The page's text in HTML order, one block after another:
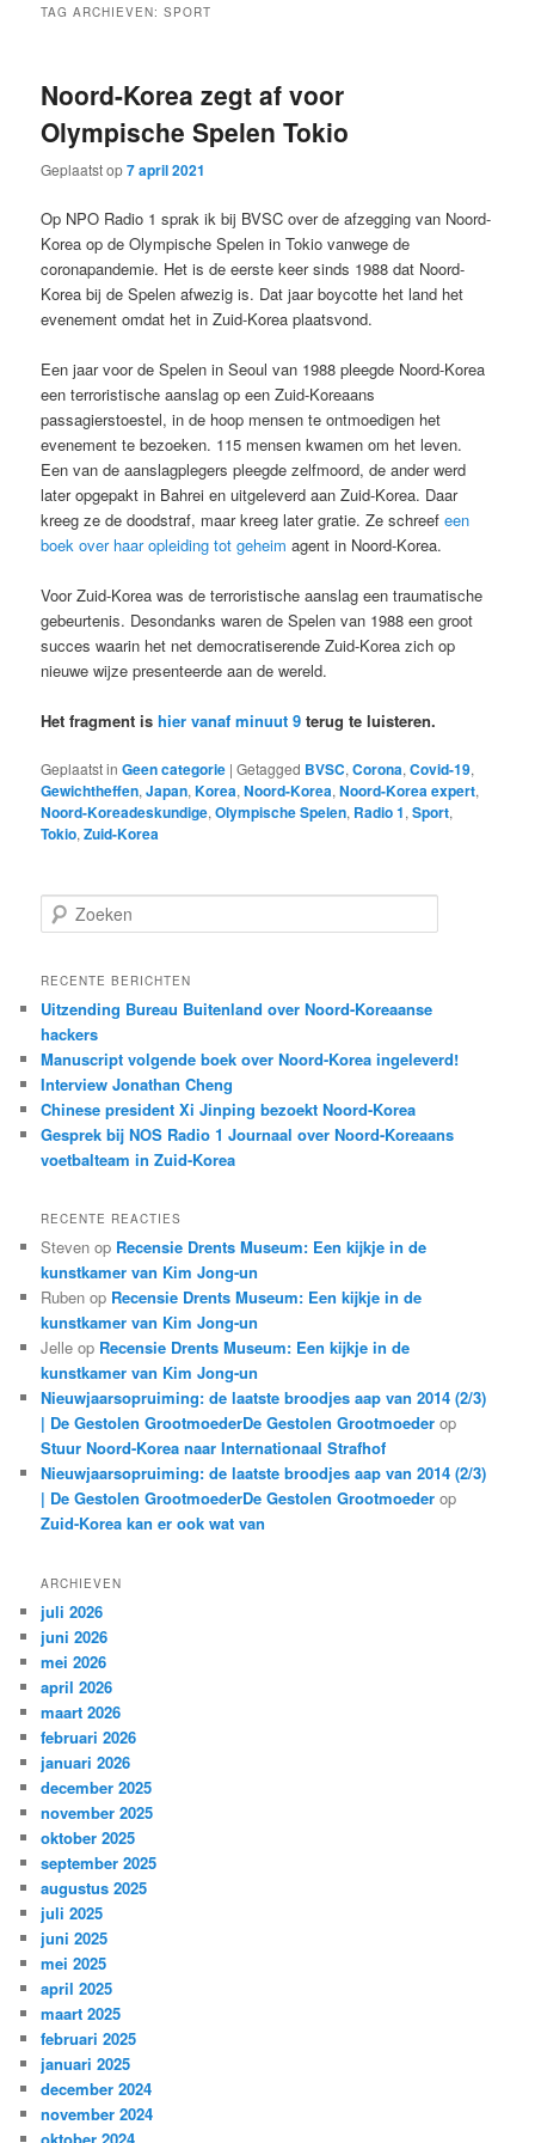
TAG ARCHIEVEN:SPORT
Noord-Korea zegt af voor
Olympische Spelen Tokio
Geplaatst op7 april 2021
Op NPO Radio 1 sprak ik bij BVSC over de afzegging van Noord-
Korea op de Olympische Spelen in Tokio vanwege de
coronapandemie. Het is de eerste keer sinds 1988 dat Noord-
Korea bij de Spelen afwezig is. Dat jaar boycotte het land het
evenement omdat het in Zuid-Korea plaatsvond.
Een jaar voor de Spelen in Seoul van 1988 pleegde Noord-Korea
een terroristische aanslag op een Zuid-Koreaans
passagierstoestel, in de hoop mensen te ontmoedigen het
evenement te bezoeken. 115 mensen kwamen om het leven.
Een van de aanslagplegers pleegde zelfmoord, de ander werd
later opgepakt in Bahrei en uitgeleverd aan Zuid-Korea. Daar
kreeg ze de doodstraf, maar kreeg later gratie. Ze schreefeen
boek over haar opleiding tot geheim agent in Noord-Korea.
Voor Zuid-Korea was de terroristische aanslag een traumatische
gebeurtenis. Desondanks waren de Spelen van 1988 een groot
succes waarin het net democratiserende Zuid-Korea zich op
nieuwe wijze presenteerde aan de wereld.
Het fragment ishier vanaf minuut 9 terug te luisteren.
Geplaatst in Geen categorie |Getagged BVSC,Corona,Covid-19,
Gewichtheffen,Japan,Korea,Noord-Korea,Noord-Korea expert,
Noord-Koreadeskundige,Olympische Spelen, Radio 1,Sport,
Tokio,Zuid-Korea
o
k
n
RECENTE BERICHTEN
Uitzending Bureau Buitenland over Noord-Koreaanse
hackers
Manuscript volgende boek over Noord-Korea ingeleverd!
Interview Jonathan Cheng
Chinese president Xi Jinping bezoekt Noord-Korea
Gesprek bij NOS Radio 1 Journaal over Noord-Koreaans
voetbalteam in Zuid-Korea
RECENTE REACTIES
Steven op Recensie Drents Museum: Een kijkje in de
kunstkamer van Kim Jong-un
Ruben op Recensie Drents Museum: Een kijkje in de
kunstkamer van Kim Jong-un
Jelle op Recensie Drents Museum: Een kijkje in de
kunstkamer van Kim Jong-un
Nieuwjaarsopruiming: de laatste broodjes aap van 2014 (2/3)
| De Gestolen GrootmoederDe Gestolen Grootmoeder op
Stuur Noord-Korea naar Internationaal Strafhof
Nieuwjaarsopruiming: de laatste broodjes aap van 2014 (2/3)
| De Gestolen GrootmoederDe Gestolen Grootmoeder op
Zuid-Korea kan er ook wat van
ARCHIEVEN
juli 2026
juni 2026
mei 2026
april 2026
maart 2026
februari 2026
januari 2026
december 2025
november 2025
oktober 2025
september 2025
augustus 2025
juli 2025
juni 2025
mei 2025
april 2025
maart 2025
februari 2025
januari 2025
december 2024
november 2024
oktober 2024